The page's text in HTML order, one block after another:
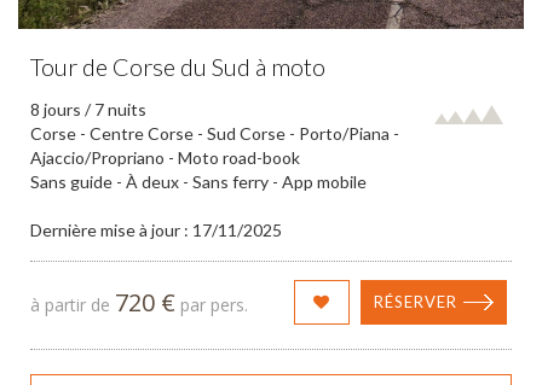
Tour de Corse du Sud à moto
8 jours / 7 nuits
Corse - Centre Corse - Sud Corse - Porto/Piana -
Ajaccio/Propriano - Moto road-book
Sans guide - À deux - Sans ferry - App mobile
Dernière mise à jour : 17/11/2025
à partir de 720 € par pers. RÉSERVER